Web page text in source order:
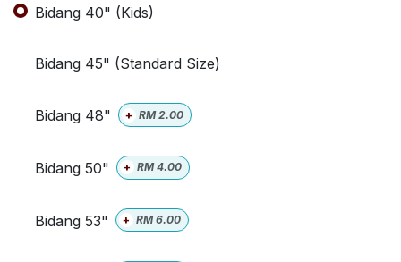
Bidang 40" (Kids)
Bidang 45" (Standard Size)
Bidang 48" + RM2.00
Bidang 50" + RM4.00
Bidang 53" + RM6.00